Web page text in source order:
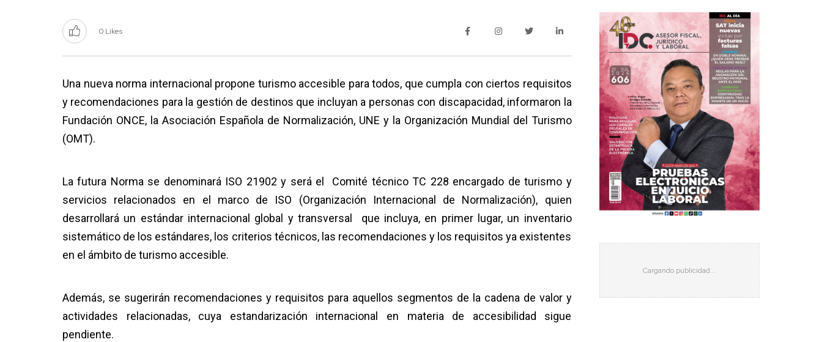
0 Likes
Una nueva norma internacional propone turismo accesible para todos, que cumpla con ciertos requisitos
y recomendaciones para la gestión de destinos que incluyan a personas con discapacidad, informaron la
Fundación ONCE, la Asociación Española de Normalización, UNE y la Organización Mundial del Turismo
(OMT).
La futura Norma se denominará ISO 21902 y será el Comité técnico TC 228 encargado de turismo y
servicios relacionados en el marco de ISO (Organización Internacional de Normalización), quien
desarrollará un estándar internacional global y transversal que incluya, en primer lugar, un inventario
sistemático de los estándares, los criterios técnicos, las recomendaciones y los requisitos ya existentes
en el ámbito de turismo accesible.
Además, se sugerirán recomendaciones y requisitos para aquellos segmentos de la cadena de valor y
actividades relacionadas, cuya estandarización internacional en materia de accesibilidad sigue
pendiente.